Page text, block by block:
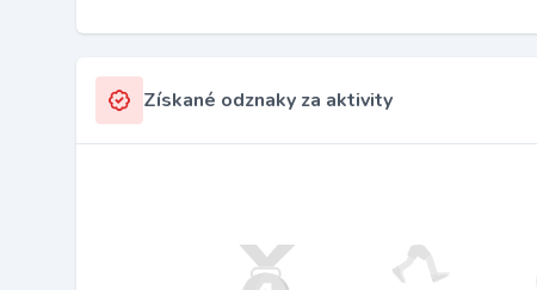
Získané odznaky za aktivity